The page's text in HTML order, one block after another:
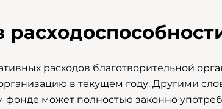
расходов благотворительной
в текущем году. Другими
фонде может полностью законно